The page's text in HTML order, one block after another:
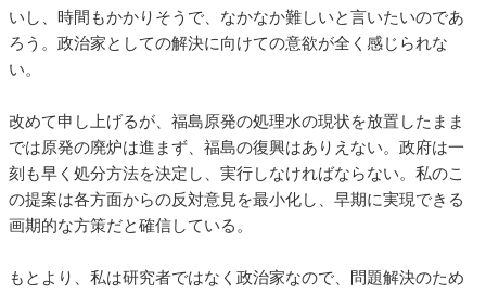
いし、時間もかかりそうで、なかなか難しいと言いたいのであ
ろう。政治家としての解決に向けての意欲が全く感じられな
い。
改めて申し上げるが、福島原発の処理水の現状を放置したまま
では原発の廃炉は進まず、福島の復興はありえない。政府は一
刻も早く処分方法を決定し、実行しなければならない。私のこ
の提案は各方面からの反対意見を最小化し、早期に実現できる
画期的な方策だと確信している。
もとより、私は研究者ではなく政治家なので、問題解決のため